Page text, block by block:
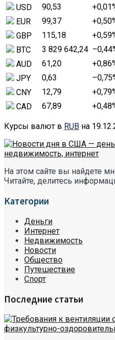
USD
90,53 +0,01
EUR
99,37 +0,50
GBP
115,18 +0,59
BTC
3 829 642,24 –0,44
AUD
61,20 +0,86
JPY
0,63 –0,75
CNY
12,79 +0,79
CAD
67,89 +0,48
Курсы валют в RUB на
На этом сайте вы найдете
Читайте, делитесь
Категории
Деньги
Интернет
Недвижимость
Новости
Общество
Путешествие
Спорт
Последние статьи